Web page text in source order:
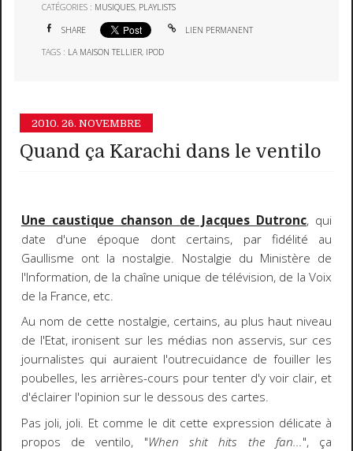
CATÉGORIES : MUSIQUES, PLAYLISTS
SHARE LIEN PERMANENT
TAGS : LA MAISON TELLIER, IPOD
2010. 26. NOVEMBRE
Quand ça Karachi dans le ventilo
Une caustique chanson de Jacques Dutronc, qui
date d'une époque dont certains, par fidélité au
Gaullisme ont la nostalgie. Nostalgie du Ministère de
l'Information, de la chaîne unique de télévision, de la Voix
de la France, etc.
Au nom de cette nostalgie, certains, au plus haut niveau
de l'Etat, ironisent sur les médias non asservis, sur ces
journalistes qui auraient l'outrecuidance de fouiller les
poubelles, les arrières-cours pour tenter d'y voir clair, et
d'éclairer l'opinion sur le dessous des cartes.
Pas joli, joli. Et comme le dit cette expression délicate à
propos de ventilo, "When shit hits the fan...", ça